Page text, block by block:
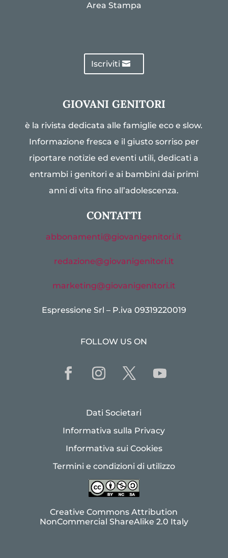
Area Stampa
Iscriviti
GIOVANI GENITORI
è la rivista dedicata alle famiglie eco e slow.
Informazione fresca e il giusto sorriso per
riportare notizie ed eventi utili, dedicati a
entrambi i genitori e ai bambini dai primi
anni di vita fino all’adolescenza.
CONTATTI
abbonamenti@giovanigenitori.it
redazione@giovanigenitori.it
marketing@giovanigenitori.it
Espressione Srl – P.iva 09319220019
FOLLOW US ON
Dati Societari
Informativa sulla Privacy
Informativa sui Cookies
Termini e condizioni di utilizzo
Creative Commons Attribution
NonCommercial ShareAlike 2.0 Italy